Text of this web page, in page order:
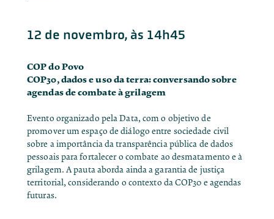
12 de novembro, às 14h45
COP do Povo
COP30, dados e uso da terra: conversando sobre
agendas de combate à grilagem
Evento organizado pela Data, com o objetivo de
promover um espaço de diálogo entre sociedade civil
sobre a importância da transparência pública de dados
pessoais para fortalecer o combate ao desmatamento e à
grilagem. A pauta aborda ainda a garantia de justiça
territorial, considerando o contexto da COP30 e agendas
futuras.